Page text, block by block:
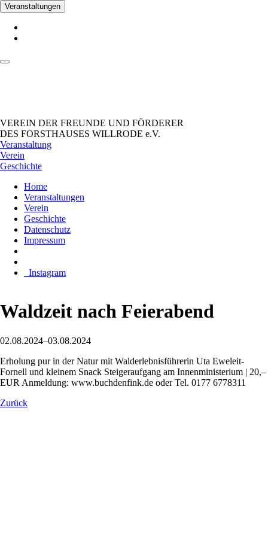
Veranstaltungen
VEREIN DER FREUNDE UND FÖRDERER
DES FORSTHAUSES WILLRODE e.V.
Veranstaltung
Verein
Geschichte
Home
Veranstaltungen
Verein
Geschichte
Datenschutz
Impressum
_Instagram
Waldzeit nach Feierabend
02.08.2024–03.08.2024
Erholung pur in der Natur mit Walderlebnisführerin Uta Eweleit-
Fornell und kleinem Snack Steigeraufgang am Innenministerium | 20,–
EUR Anmeldung: www.buchdenfink.de oder Tel. 0177 6778311
Zurück